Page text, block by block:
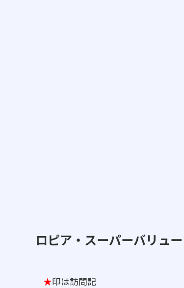
ロピア・スーパーバリュ
★印は訪問記